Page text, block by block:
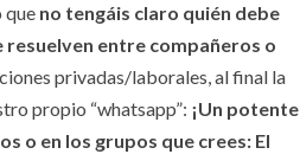
que no tengáis claro quién debe
resuelven entre compañeros o
privadas/laborales, al final la
propio “whatsapp”: ¡Un potente
o en los grupos que crees: El